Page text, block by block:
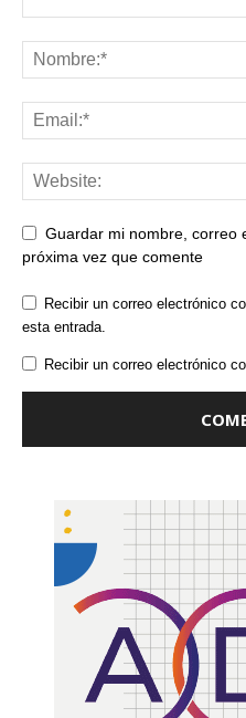
Guardar mi nombre, correo
próxima vez que comente
Recibir un correo electrónico
esta entrada.
Recibir un correo electrónico